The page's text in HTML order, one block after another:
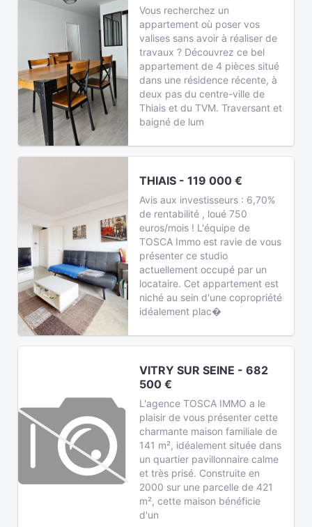
Vous recherchez un
appartement où poser vos
valises sans avoir à réaliser de
travaux ? Découvrez ce bel
appartement de 4 pièces situé
dans une résidence récente, à
deux pas du centre-ville de
Thiais et du TVM. Traversant et
baigné de lum
THIAIS - 119 000 €
Avis aux investisseurs : 6,70%
de rentabilité , loué 750
euros/mois ! L'équipe de
TOSCA Immo est ravie de vous
présenter ce studio
actuellement occupé par un
locataire. Cet appartement est
niché au sein d'une copropriété
idéalement plac�
VITRY SUR SEINE - 682
500 €
L'agence TOSCA IMMO a le
plaisir de vous présenter cette
charmante maison familiale de
141 m², idéalement située dans
un quartier pavillonnaire calme
et très prisé. Construite en
2000 sur une parcelle de 421
m², cette maison bénéficie
d'un